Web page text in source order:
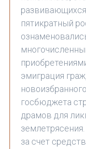
пятикратный
эмиграция
госбюджета
драмов для
за счет